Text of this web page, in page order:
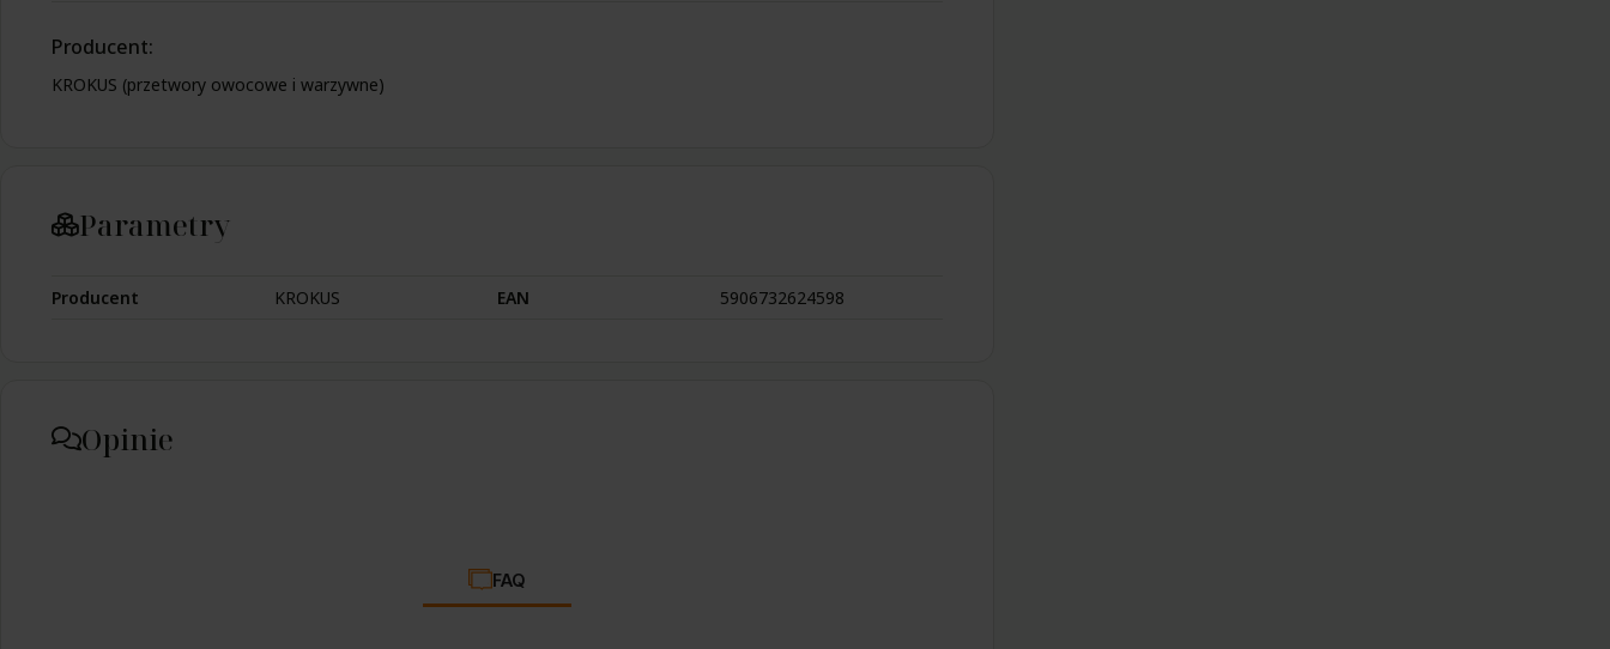
Producent:
KROKUS (przetwory owocowe i warzywne)
Parametry
Producent KROKUS EAN 5906732624598
Opinie
FAQ